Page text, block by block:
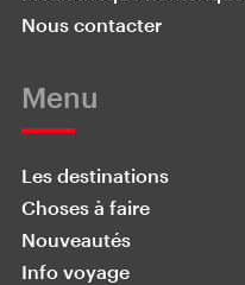
Nous contacter
Menu
Les destinations
Choses à faire
Nouveautés
Info voyage